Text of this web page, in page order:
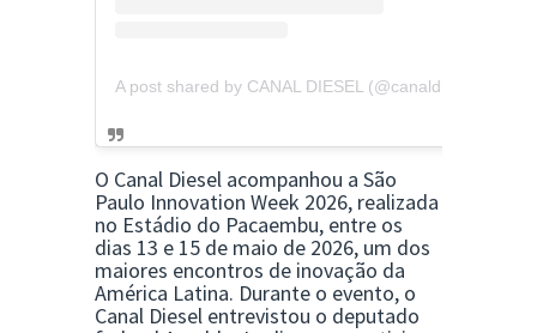
O Canal Diesel acompanhou a São
Paulo Innovation Week 2026, realizada
no Estádio do Pacaembu, entre os
dias 13 e 15 de maio de 2026, um dos
maiores encontros de inovação da
América Latina. Durante o evento, o
Canal Diesel entrevistou o deputado